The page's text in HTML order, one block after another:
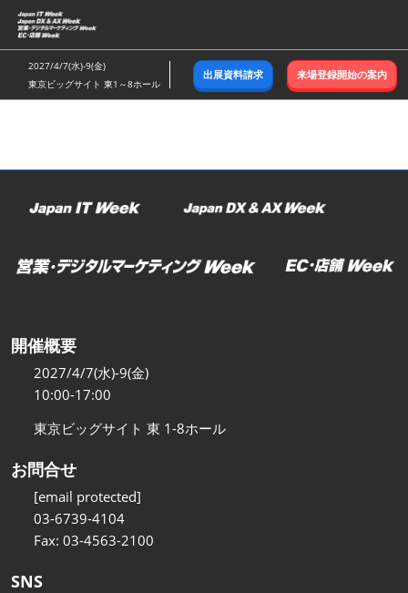
ス
キ
ッ
し
む
2027/4/7(水)-9(金)
東京ビッグサイト 東1～8ホール
出展資料請求 来場登録開始の案内
開催概要
2027/4/7(水)-9(金)
10:00-17:00
東京ビッグサイト 東 1-8ホール
お問合せ
[email protected]
03-6739-4104
Fax: 03-4563-2100
SNS